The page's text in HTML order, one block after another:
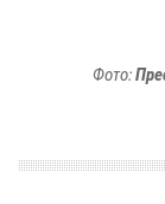
Фото: